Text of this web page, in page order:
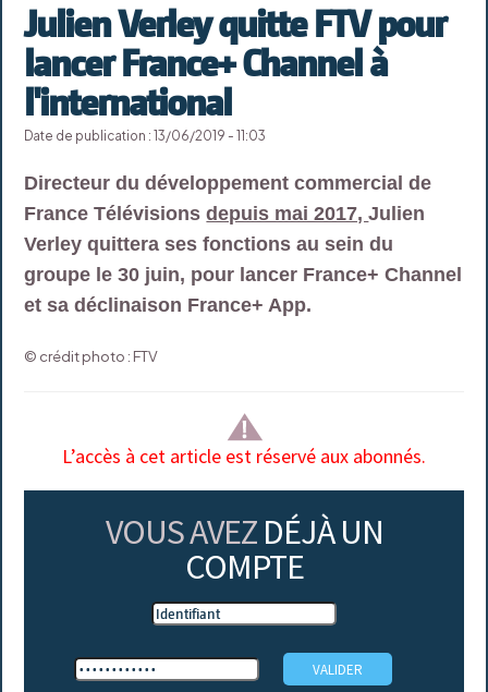
Julien Verley quitte FTV pour
lancer France+ Channel à
l'international
Date de publication : 13/06/2019 - 11:03
Directeur du développement commercial de
France Télévisionsdepuis mai 2017,Julien
Verley quittera ses fonctions au sein du
groupe le 30 juin, pour lancer France+ Channel
et sa déclinaison France+ App.
© crédit photo : FTV
L’accès à cet article est réservé aux abonnés.
VOUS AVEZ DÉJÀ UN
COMPTE